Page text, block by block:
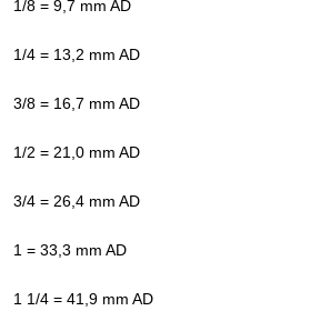
1/8 = 9,7 mm AD
1/4 = 13,2 mm AD
3/8 = 16,7 mm AD
1/2 = 21,0 mm AD
3/4 = 26,4 mm AD
1 = 33,3 mm AD
1 1/4 = 41,9 mm AD